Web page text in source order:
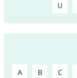
U
A B C